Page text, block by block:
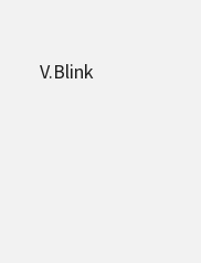
V.Blink